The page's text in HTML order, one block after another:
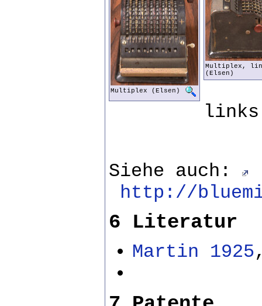
Multiplex (Elsen)
Multiplex,
(Elsen)
Siehe auch:
http://
6 Literatur
Martin 1925